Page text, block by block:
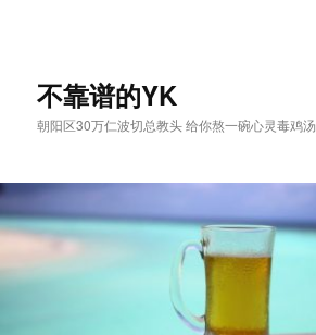
不靠谱的YK
朝阳区30万仁波切总教头 给你熬一碗心灵毒鸡汤